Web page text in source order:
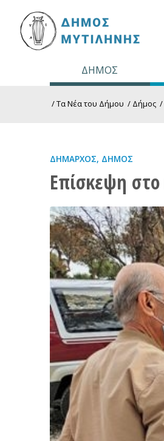
ΔΗΜΟΣ
/Τα Νέα του Δήμου / Δήμος /
ΔΉΜΑΡΧΟΣ, ΔΉΜΟΣ
Επίσκεψη